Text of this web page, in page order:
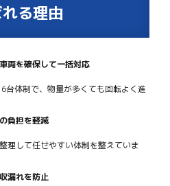
る理由
両を確保して一括対応
台体制で、物量が多くても回転よく進
負担を軽減
理して任せやすい体制を整えていま
漏れを防止